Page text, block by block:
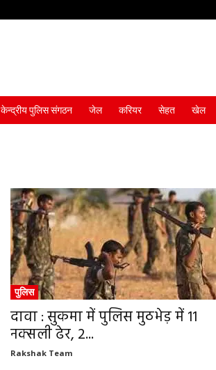
केन्द्रीय पुलिस संगठन जेल करियर सेहत खेल
पुलिस
दावा : सुकमा में पुलिस मुठभेड़ में 11
नक्सली ढेर, 2...
Rakshak Team